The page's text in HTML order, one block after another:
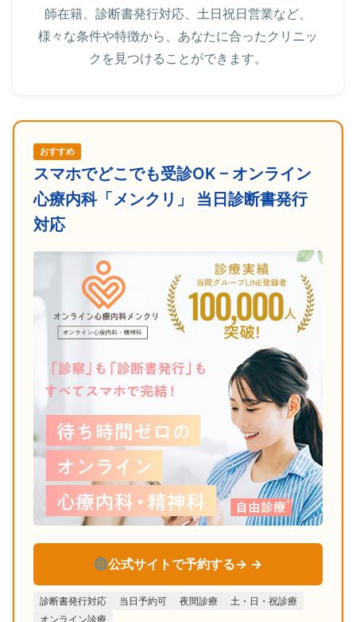
師在籍、診断書発行対応、土日祝日営業など、
様々な条件や特徴から、あなたに合ったクリニッ
クを見つけることができます。
おすすめ
スマホでどこでも受診OK – オンライン
心療内科「メンクリ」 当日診断書発行
対応
公式サイトで予約する→
診断書発行対応 当日予約可 夜間診療
土・日・祝診療
オンライン診療